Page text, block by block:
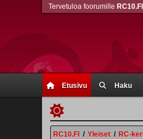
Etusivu Haku
Tervetuloa foorumille RC10.FI
RC10.FI / Yleiset / RC-